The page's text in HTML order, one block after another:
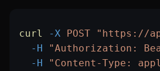
curl -X POST "https://
  -H
"Authorization:
  -H
"Content-Type: